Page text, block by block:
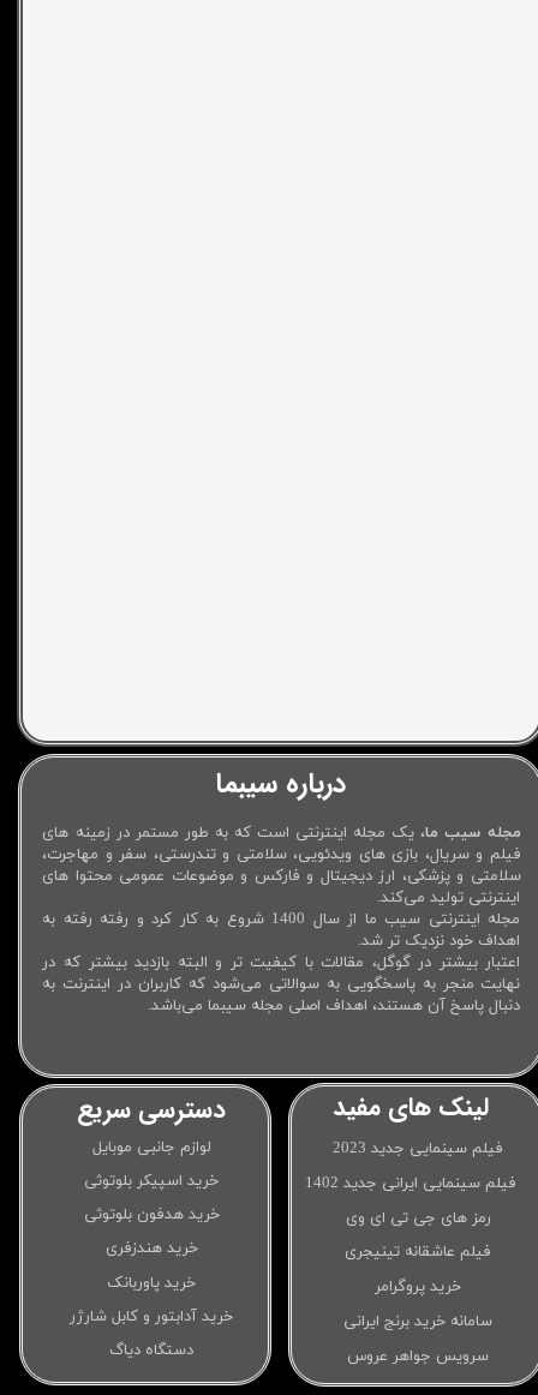
درباره سیبما
مجله سیب ما، یک مجله اینترنتی است که به طور مستمر در زمینه های
فیلم و سریال، بازی های ویدئویی، سلامتی و تندرستی، سفر و مهاجرت،
سلامتی و پزشکی، ارز دیجیتال و فارکس و موضوعات عمومی محتوا های
اینترنتی تولید می‌کند.
مجله اینترنتی سیب ما از سال 1400 شروع به کار کرد و رفته رفته به
اهداف خود نزدیک تر شد.
اعتبار بیشتر در گوگل، مقالات با کیفیت تر و البته بازدید بیشتر که در
نهایت منجر به پاسخگویی به سوالاتی می‌شود که کاربران در اینترنت به
دنبال پاسخ آن هستند، اهداف اصلی مجله سیبما می‌باشد.
دسترسی سریع
لوازم جانبی موبایل
خرید اسپیکر بلوتوثی
خرید هدفون بلوتوثی
خرید هندزفری
خرید پاوربانک
خرید آدابتور و کابل شارژر
دستگاه دیاگ
لینک های مفید
فیلم سینمایی جدید 2023
فیلم سینمایی ایرانی جدید 1402
رمز های جی تی ای وی
فیلم عاشقانه تینیجری
خرید پروگرامر
سامانه خرید برنج ایرانی
سرویس جواهر عروس